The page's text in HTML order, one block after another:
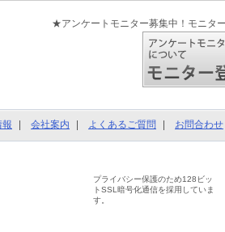
★アンケートモニター募集中！モニタ
報 会社案内 よくあるご質問 お問合わせ
プライバシー保護のため128ビッ
トSSL暗号化通信を採用していま
す。